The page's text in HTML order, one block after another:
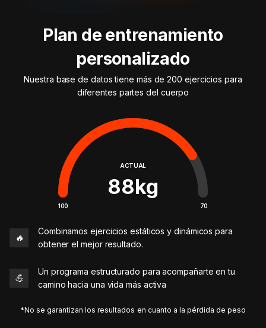
Plan de entrenamiento
personalizado
Nuestra base de datos tiene más de 200 ejercicios para
diferentes partes del cuerpo
ACTUAL
88kg
100 70
🔥
Combinamos ejercicios estáticos y dinámicos para
obtener el mejor resultado.
💪
Un programa estructurado para acompañarte en tu
camino hacia una vida más activa
*No se garantizan los resultados en cuanto a la pérdida de peso